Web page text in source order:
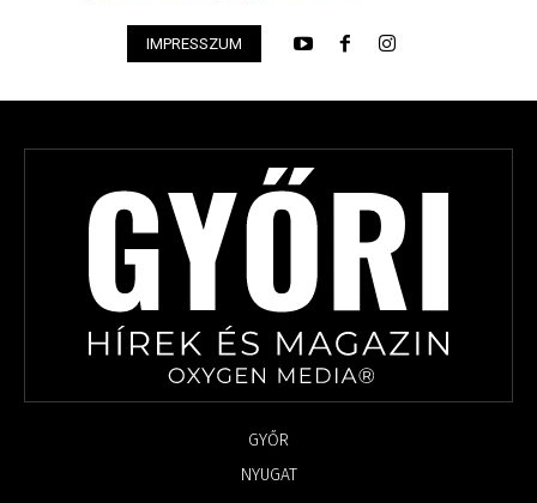
IMPRESSZUM
GYŐR
NYUGAT